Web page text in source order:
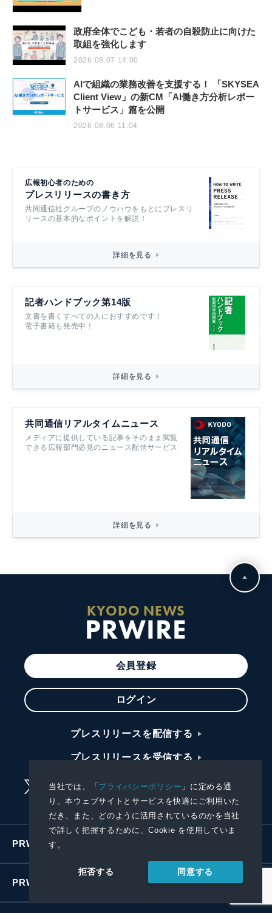
当社では、「プライバシーポリシー 」に定める通
り、本ウェブサイトとサービスを快適にご利用いた
だき、また、どのように活用されているのかを当社
で詳しく把握するために、Cookie を使用していま
す。
拒否する 同意する
政府全体でこども・若者の自殺防止に向けた
取組を強化します
2026.08.07 14:00
AIで組織の業務改善を支援する！ 「SKYSEA
Client View」の新CM「AI働き方分析レポー
トサービス」篇を公開
2026.08.06 11:04
広報初心者のための
プレスリリースの書き方
共同通信社グループのノウハウをもとにプレスリ
リースの基本的なポイントを解説！
詳細を見る
記者ハンドブック第14版
文書を書くすべての人におすすめです！
電子書籍も発売中！
詳細を見る
共同通信リアルタイムニュース
メディアに提供している記事をそのまま閲覧
できる広報部門必見のニュース配信サービス
詳細を見る
KYODO NEWS
PRWIRE
会員登録
ログイン
プレスリリースを配信する
プレスリリースを受信する
PRWIREサービス
PRWIREについて